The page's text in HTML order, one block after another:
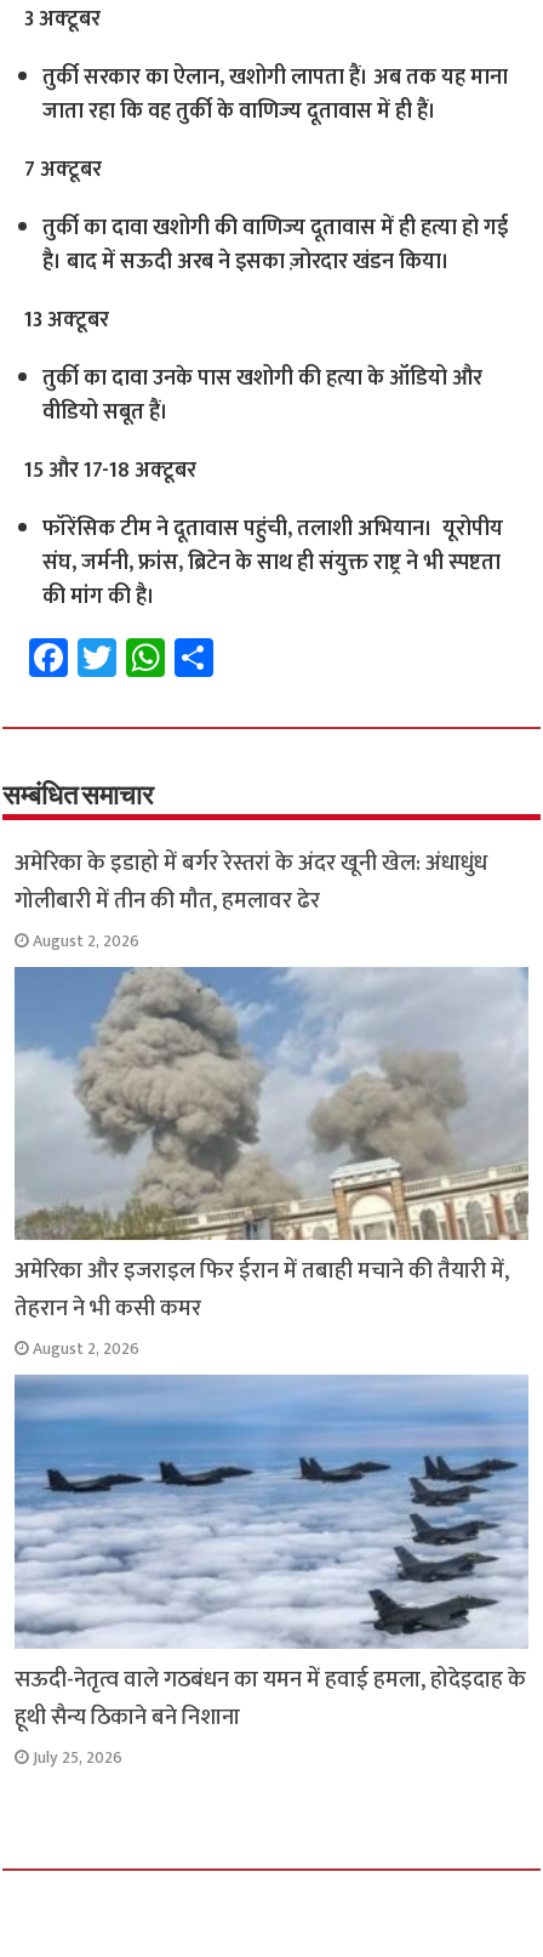
3 अक्‍टूबर
तुर्की सरकार का ऐलान, खशोगी लापता हैं। अब तक यह माना
जाता रहा कि वह तुर्की के वाणिज्य दूतावास में ही हैं।
7 अक्‍टूबर
तुर्की का दावा खशोगी की वाणिज्य दूतावास में ही हत्या हो गई
है। बाद में सऊदी अरब ने इसका ज़ोरदार खंडन किया।
13 अक्‍टूबर
तुर्की का दावा उनके पास खशोगी की हत्या के ऑडियो और
वीडियो सबूत हैं।
15 और 17-18 अक्‍टूबर
फॉरेंसिक टीम ने दूतावास पहुंची, तलाशी अभियान। यूरोपीय
संघ, जर्मनी, फ्रांस, ब्रिटेन के साथ ही संयुक्त राष्ट्र ने भी स्पष्टता
की मांग की है।
Fa
ce
b
o
o
k
T
wi
tt
er
W
h
at
p
p
ar
सम्बंधित समाचार
अमेरिका के इडाहो में बर्गर रेस्तरां के अंदर खूनी खेल: अंधाधुंध
गोलीबारी में तीन की मौत, हमलावर ढेर
August 2, 2026
अमेरिका और इजराइल फिर ईरान में तबाही मचाने की तैयारी में,
तेहरान ने भी कसी कमर
August 2, 2026
सऊदी-नेतृत्व वाले गठबंधन का यमन में हवाई हमला, होदेइदाह के
हूथी सैन्य ठिकाने बने निशाना
July 25, 2026